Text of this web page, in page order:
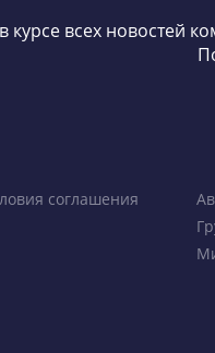
курсе всех новостей
соглашения